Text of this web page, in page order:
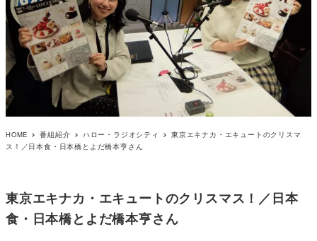
HOME 番組紹介 ハロー・ラジオシティ
東京エキナカ・エキュートのクリスマ
ス！／日本食・日本橋とよだ橋本亨さん
東京エキナカ・エキュートのクリスマス！／日本
食・日本橋とよだ橋本亨さん